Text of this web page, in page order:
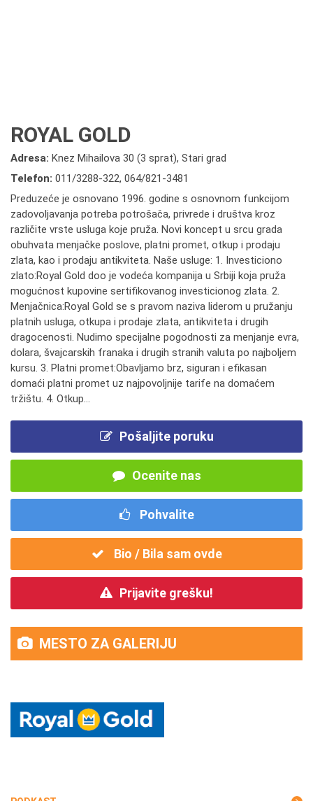
ROYAL GOLD
Adresa: Knez Mihailova 30 (3 sprat), Stari grad
Telefon: 011/3288-322, 064/821-3481
Preduzeće je osnovano 1996. godine s osnovnom funkcijom
zadovoljavanja potreba potrošača, privrede i društva kroz
različite vrste usluga koje pruža. Novi koncept u srcu grada
obuhvata menjačke poslove, platni promet, otkup i prodaju
zlata, kao i prodaju antikviteta. Naše usluge: 1. Investiciono
zlato:Royal Gold doo je vodeća kompanija u Srbiji koja pruža
mogućnost kupovine sertifikovanog investicionog zlata. 2.
Menjačnica:Royal Gold se s pravom naziva liderom u pružanju
platnih usluga, otkupa i prodaje zlata, antikviteta i drugih
dragocenosti. Nudimo specijalne pogodnosti za menjanje evra,
dolara, švajcarskih franaka i drugih stranih valuta po najboljem
kursu. 3. Platni promet:Obavljamo brz, siguran i efikasan
domaći platni promet uz najpovoljnije tarife na domaćem
tržištu. 4. Otkup...
Pošaljite poruku
Ocenite nas
Pohvalite
Bio / Bila sam ovde
Prijavite grešku!
MESTO ZA GALERIJU